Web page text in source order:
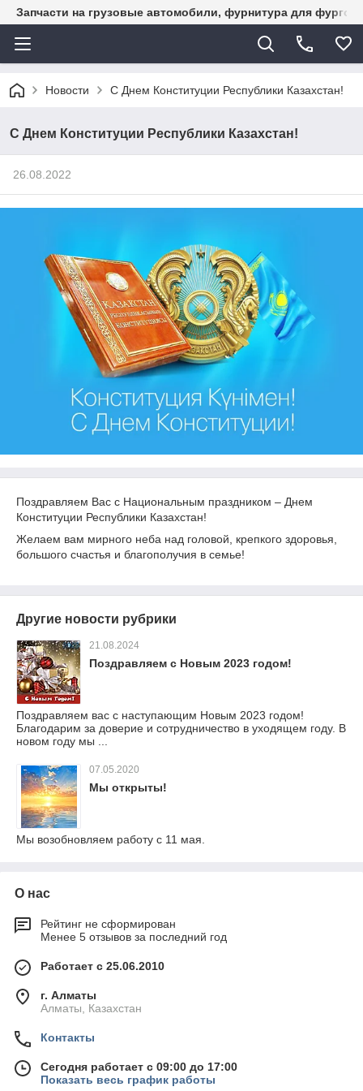
Запчасти на грузовые автомобили, фурнитура для
Новости С Днем Конституции Республики Казахстан!
С Днем Конституции Республики Казахстан!
26.08.2022
Поздравляем Вас с Национальным праздником – Днем
Конституции Республики Казахстан!
Желаем вам мирного неба над головой, крепкого здоровья,
большого счастья и благополучия в семье!
Другие новости рубрики
21.08.2024
Поздравляем с Новым 2023 годом!
Поздравляем вас с наступающим Новым 2023 годом!
Благодарим за доверие и сотрудничество в уходящем году. В
новом году мы ...
07.05.2020
Мы открыты!
Мы возобновляем работу с 11 мая.
О нас
Рейтинг не сформирован
Менее 5 отзывов за последний год
Работает с 25.06.2010
г. Алматы
Алматы, Казахстан
Контакты
Сегодня работает с 09:00 до 17:00
Показать весь график работы